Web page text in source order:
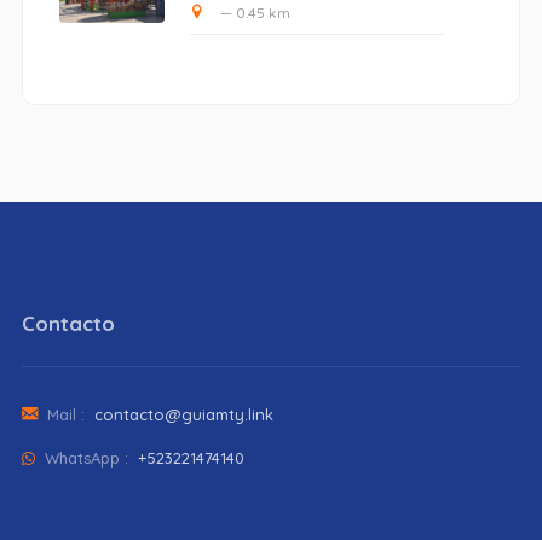
— 0.45 km
Contacto
Mail : contacto@guiamty.link
WhatsApp : +523221474140